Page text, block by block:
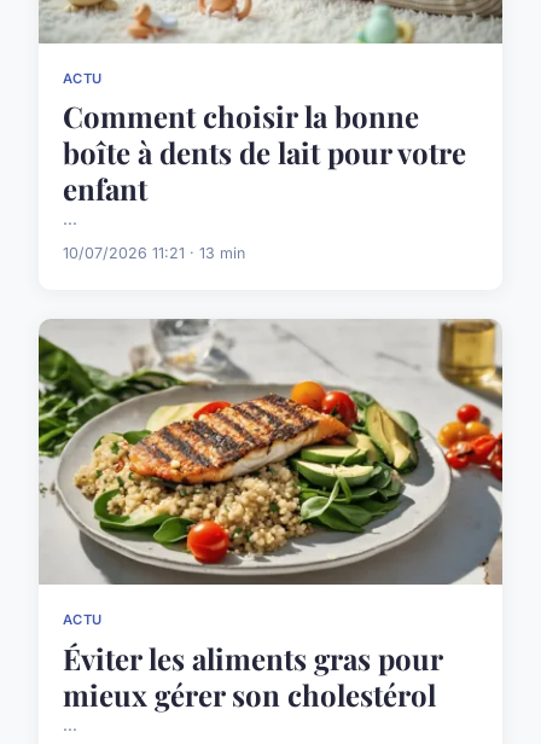
ACTU
Comment choisir la bonne
boîte à dents de lait pour votre
enfant
...
10/07/2026 11:21 · 13 min
ACTU
Éviter les aliments gras pour
mieux gérer son cholestérol
...